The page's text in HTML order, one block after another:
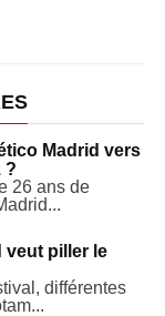
Madrid vers
?
26 ans de
veut piller le
différentes